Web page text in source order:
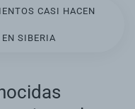
CASI HACEN
SIBERIA